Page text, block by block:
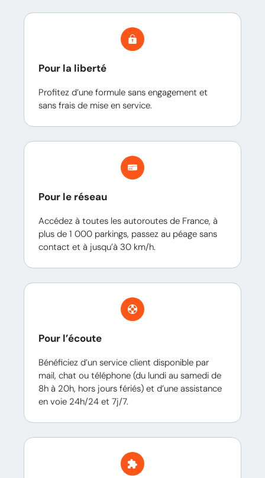
Pour la liberté
Profitez d’une formule sans engagement et
sans frais de mise en service.
Pour le réseau
Accédez à toutes les autoroutes de France, à
plus de 1 000 parkings, passez au péage sans
contact et à jusqu’à 30 km/h.
Pour l’écoute
Bénéficiez d’un service client disponible par
mail, chat ou téléphone (du lundi au samedi de
8h à 20h, hors jours fériés) et d’une assistance
en voie 24h/24 et 7j/7.